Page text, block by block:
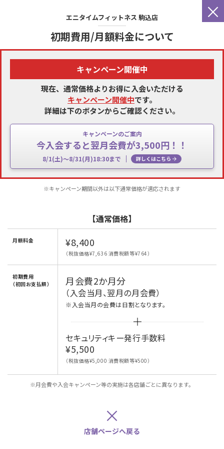
×
エニタイムフィットネス 駒込店
初期費用/月額料金について
キャンペーン開催中
現在、通常価格よりお得に入会いただける
キャンペーン開催中です。
詳細は下のボタンからご確認ください。
キャンペーンのご案内
今入会すると翌月会費が3,500円！！
8/1(土)～8/31(月)18:30まで 詳しくはこちら
※キャンペーン期間以外は以下通常価格が適応されます
【通常価格】
月額料金 ¥8,400
（税抜価格¥7,636 消費税額等¥764）
初期費用
（初回お支払額）
月会費2か月分
（入会当月、翌月の月会費）
※入会当月の会費は日割となります。
セキュリティキー発行手数料
¥5,500
（税抜価格¥5,000 消費税額等¥500）
※月会費や入会キャンペーン等の実施は各店舗ごとに異なります。
×
店舗ページへ戻る